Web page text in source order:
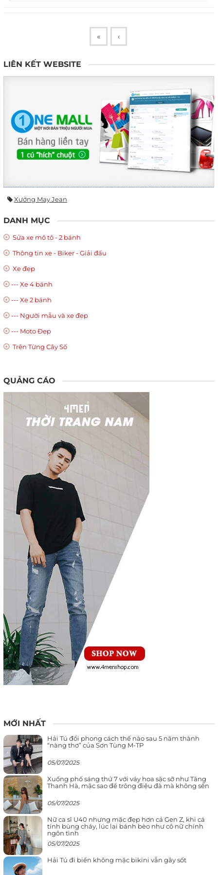
« ‹
LIÊN KẾT WEBSITE
Xưởng May Jean
DANH MỤC
Sửa xe mô tô - 2 bánh
Thông tin xe - Biker - Giải đấu
Xe đẹp
--- Xe 4 bánh
--- Xe 2 bánh
--- Người mẫu và xe đẹp
--- Moto Đẹp
Trên Từng Cây Số
QUẢNG CÁO
MỚI NHẤT
Hải Tú đổi phong cách thế nào sau 5 năm thành
“nàng thơ” của Sơn Tùng M-TP
05/07/2025
Xuống phố sáng thứ 7 với váy hoa sặc sỡ như Tăng
Thanh Hà, mặc sao để trông điệu đà mà không sến
05/07/2025
Nữ ca sĩ U40 nhưng mặc đẹp hơn cả Gen Z, khi cá
tính bùng cháy, lúc lại bánh bèo như cô nữ chính
ngôn tình
05/07/2025
Hải Tú đi biển không mặc bikini vẫn gây sốt